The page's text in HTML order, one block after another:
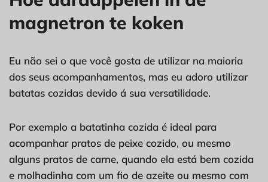
magnetron te koken
Eu não sei o que você gosta de utilizar na maioria
dos seus acompanhamentos, mas eu adoro utilizar
batatas cozidas devido á sua versatilidade.
Por exemplo a batatinha cozida é ideal para
acompanhar pratos de peixe cozido, ou mesmo
alguns pratos de carne, quando ela está bem cozida
e molhadinha com um fio de azeite ou mesmo com